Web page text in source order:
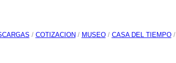
/ COTIZACION / MUSEO/ CASA DEL TIEMPO/